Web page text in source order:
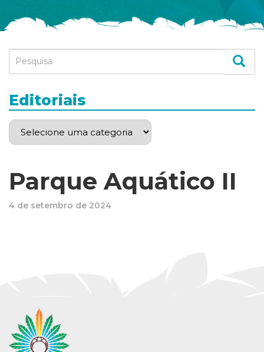
Parque Aquático II
4 de setembro de 2024
Editoriais